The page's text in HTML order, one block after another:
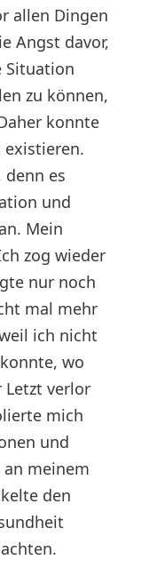
allen Dingen
Angst davor,
Situation
zu können,
konnte
existieren.
denn es
und
Mein
zog wieder
nur noch
mal mehr
ich nicht
wo
Letzt verlor
mich
und
meinem
den